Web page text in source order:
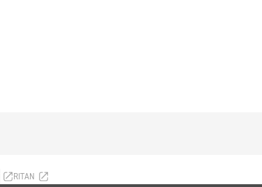
RITAN